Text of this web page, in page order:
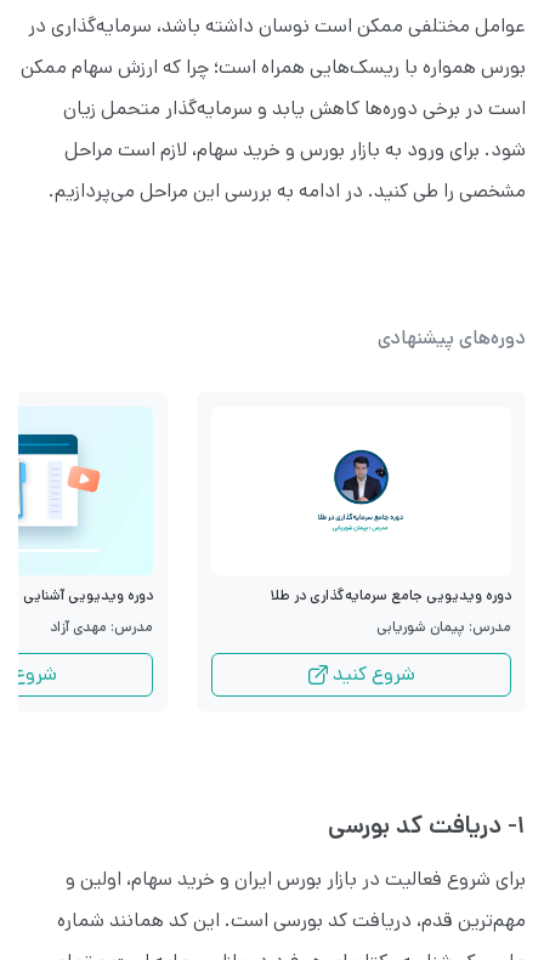
عوامل مختلفی ممکن است نوسان داشته باشد، سرمایه‌گذاری در
بورس همواره با ریسک‌هایی همراه است؛ چرا که ارزش سهام ممکن
است در برخی دوره‌ها کاهش یابد و سرمایه‌گذار متحمل زیان
شود. برای ورود به بازار بورس و خرید سهام، لازم است مراحل
مشخصی را طی کنید. در ادامه به بررسی این مراحل می‌پردازیم.
دوره‌های پیشنهادی
دوره ویدیویی جامع سرمایه‌گذاری در طلا
مدرس: پیمان شوریابی
شروع کنید
دوره ویدیویی آشنایی با
مدرس: مهدی آزاد
شروع
۱- دریافت کد بورسی
برای شروع فعالیت در بازار بورس ایران و خرید سهام، اولین و
مهم‌ترین قدم، دریافت کد بورسی است. این کد همانند شماره